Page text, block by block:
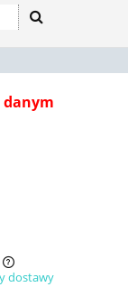
danym
dostawy